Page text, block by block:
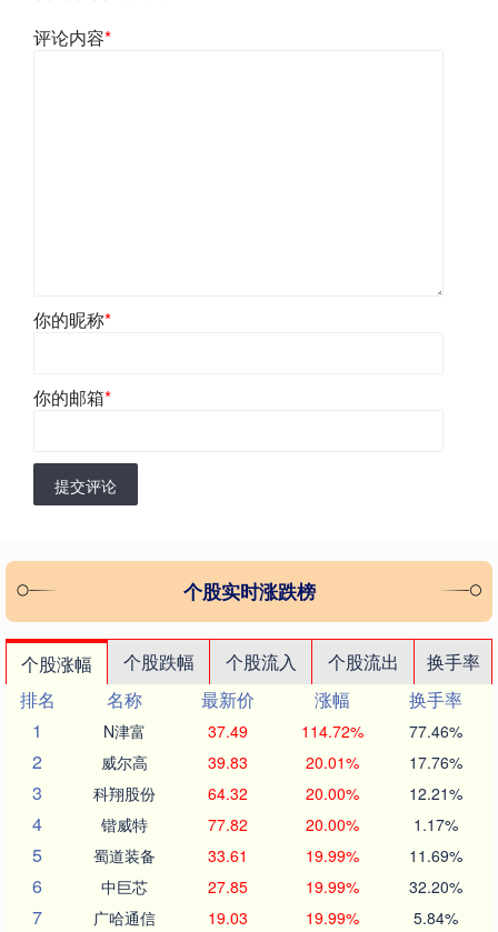
评论内容*
你的昵称*
你的邮箱*
提交评论
个股实时涨跌榜
个股涨幅 个股跌幅 个股流入 个股流出
换手率
排名
名称 最新价 涨幅
换手率
1
N津富 37.49 114.72% 77.46%
2 威尔高 39.83 20.01% 17.76%
3 科翔股份 64.32 20.00% 12.21%
4 锴威特 77.82 20.00% 1.17%
5 蜀道装备 33.61 19.99% 11.69%
6 中巨芯 27.85 19.99% 32.20%
7 广哈通信 19.03 19.99% 5.84%